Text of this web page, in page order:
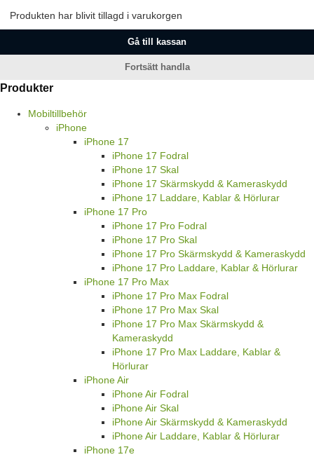
Produkten har blivit tillagd i varukorgen
Gå till kassan
Fortsätt handla
Produkter
Mobiltillbehör
iPhone
iPhone 17
iPhone 17 Fodral
iPhone 17 Skal
iPhone 17 Skärmskydd & Kameraskydd
iPhone 17 Laddare, Kablar & Hörlurar
iPhone 17 Pro
iPhone 17 Pro Fodral
iPhone 17 Pro Skal
iPhone 17 Pro Skärmskydd & Kameraskydd
iPhone 17 Pro Laddare, Kablar & Hörlurar
iPhone 17 Pro Max
iPhone 17 Pro Max Fodral
iPhone 17 Pro Max Skal
iPhone 17 Pro Max Skärmskydd &
Kameraskydd
iPhone 17 Pro Max Laddare, Kablar &
Hörlurar
iPhone Air
iPhone Air Fodral
iPhone Air Skal
iPhone Air Skärmskydd & Kameraskydd
iPhone Air Laddare, Kablar & Hörlurar
iPhone 17e